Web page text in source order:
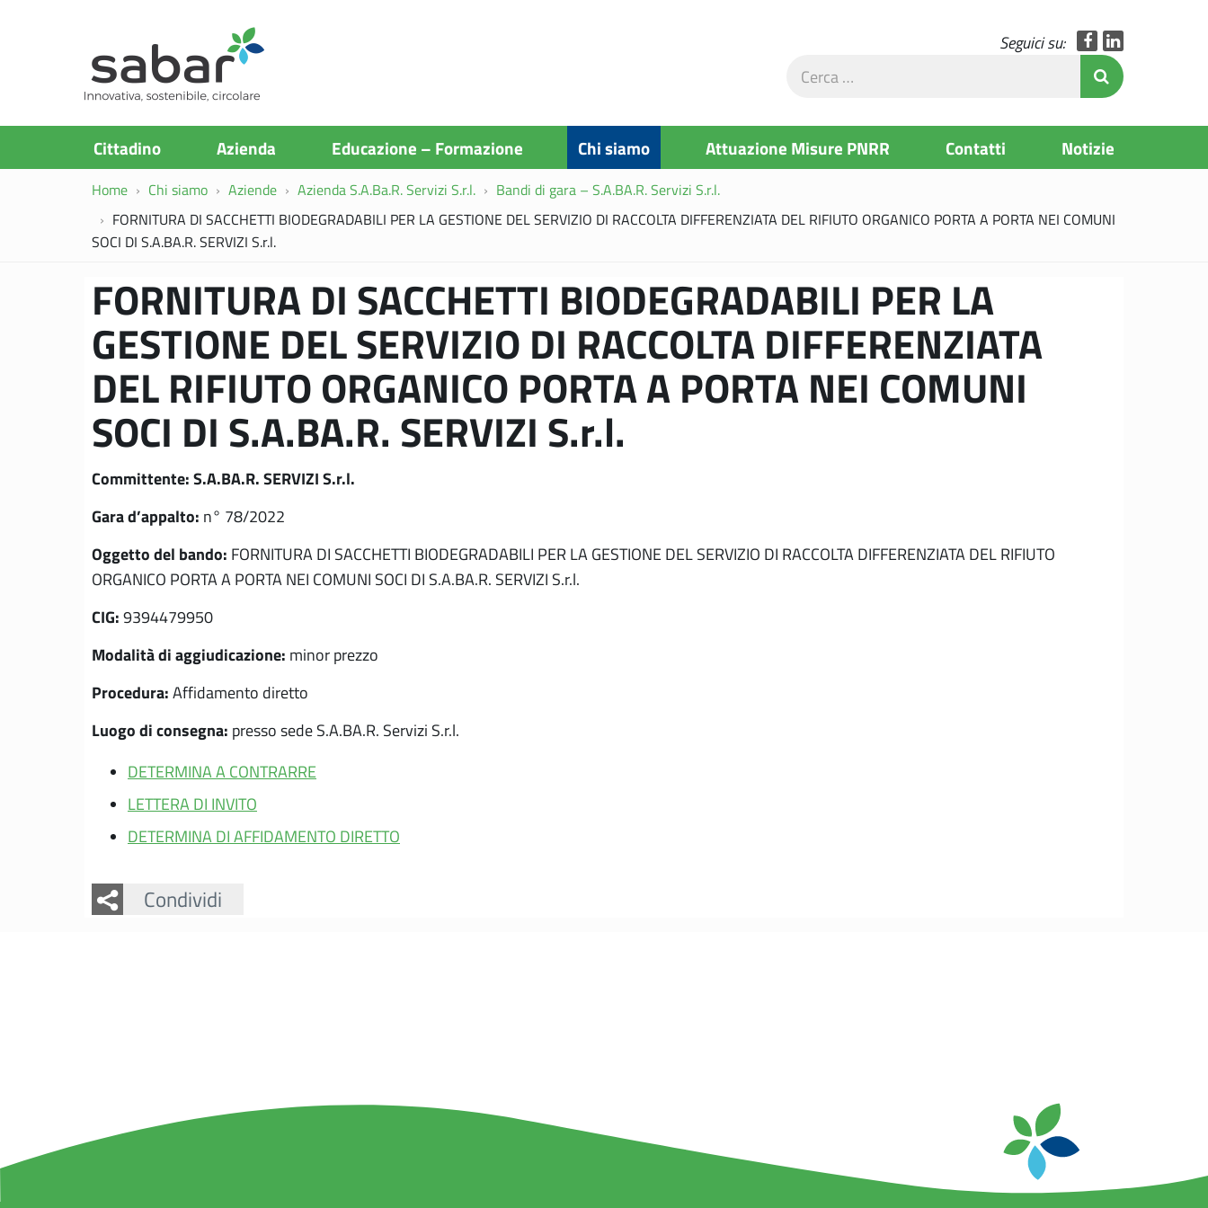
Seguici su: Facebook
Cerca
Invia Ricerca
Cittadino Azienda Educazione – Formazione Chi siamo Attuazione Misure PNRR Contatti Notizie
Home Chi siamo Aziende Azienda S.A.Ba.R. Servizi S.r.l.
Bandi di gara – S.A.BA.R. Servizi S.r.l.
FORNITURA DI SACCHETTI BIODEGRADABILI PER LA GESTIONE DEL SERVIZIO DI RACCOLTA DIFFERENZIATA DEL RIFIUTO ORGANICO PORTA A PORTA NEI COMUNI
SOCI DI S.A.BA.R. SERVIZI S.r.l.
FORNITURA DI SACCHETTI BIODEGRADABILI PER LA
GESTIONE DEL SERVIZIO DI RACCOLTA DIFFERENZIATA
DEL RIFIUTO ORGANICO PORTA A PORTA NEI COMUNI
SOCI DI S.A.BA.R. SERVIZI S.r.l.
Committente: S.A.BA.R. SERVIZI S.r.l.
Gara d’appalto: n° 78/2022
Oggetto del bando: FORNITURA DI SACCHETTI BIODEGRADABILI PER LA GESTIONE DEL SERVIZIO DI RACCOLTA DIFFERENZIATA DEL RIFIUTO
ORGANICO PORTA A PORTA NEI COMUNI SOCI DI S.A.BA.R. SERVIZI S.r.l.
CIG: 9394479950
Modalità di aggiudicazione: minor prezzo
Procedura: Affidamento diretto
Luogo di consegna: presso sede S.A.BA.R. Servizi S.r.l.
DETERMINA A CONTRARRE
LETTERA DI INVITO
DETERMINA DI AFFIDAMENTO DIRETTO
Condividi
Facebook
Twitter